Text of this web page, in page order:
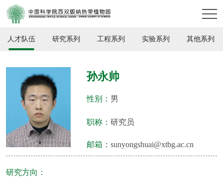
人才队伍 研究系列 工程系列 实验系列 其他系列
孙永帅
性别： 男
职称： 研究员
邮箱： sunyongshuai@xtbg.ac.cn
研究方向：